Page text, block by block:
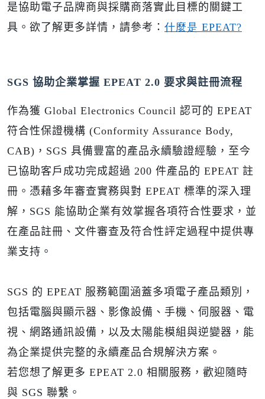
是協助電子品牌商與採購商落實此目標的關鍵工
具。欲了解更多詳情，請參考 ： 什麼是 EPEAT?
SGS 協助企業掌握 EPEAT 2.0 要求與註冊流程
作為獲 Global Electronics Council 認可的 EPEAT
符合性保證機構 (Conformity Assurance Body,
CAB)，SGS 具備豐富的產品永續驗證經驗，至今
已協助客戶成功完成超過 200 件產品的 EPEAT 註
冊。憑藉多年審查實務與對 EPEAT 標準的深入理
解，SGS 能協助企業有效掌握各項符合性要求，並
在產品註冊、文件審查及符合性評定過程中提供專
業支持。
SGS 的 EPEAT 服務範圍涵蓋多項電子產品類別，
包括電腦與顯示器、影像設備、手機、伺服器、電
視、網路通訊設備，以及太陽能模組與逆變器，能
為企業提供完整的永續產品合規解決方案。
若您想了解更多 EPEAT 2.0 相關服務，歡迎隨時
與 SGS 聯繫。